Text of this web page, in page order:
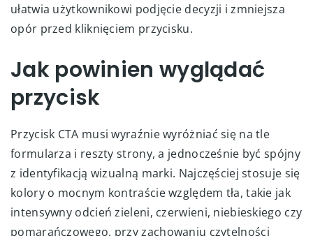
ułatwia użytkownikowi podjęcie decyzji i zmniejsza
opór przed kliknięciem przycisku.
Jak powinien wyglądać
przycisk
Przycisk CTA musi wyraźnie wyróżniać się na tle
formularza i reszty strony, a jednocześnie być spójny
z identyfikacją wizualną marki. Najczęściej stosuje się
kolory o mocnym kontraście względem tła, takie jak
intensywny odcień zieleni, czerwieni, niebieskiego czy
pomarańczowego, przy zachowaniu czytelności